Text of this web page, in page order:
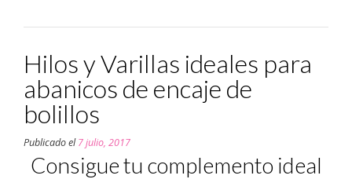
Hilos y Varillas ideales para
abanicos de encaje de
bolillos
Publicado el7 julio, 2017
Consigue tu complemento ideal